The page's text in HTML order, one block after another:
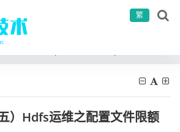
繁
）Hdfs运维之配置文件限额